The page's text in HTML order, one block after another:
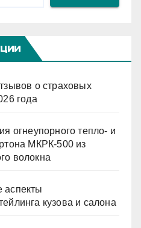
о страховых
года
огнеупорного тепло- и
МКРК-500 из
волокна
кузова и салона